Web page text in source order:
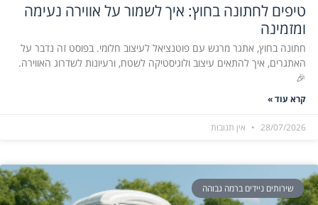
טיפים לחתונה בחוץ: איך לשמור על אווירה נעימה
ומזמינה
חתונה בחוץ, אתגר מרגש עם פוטנציאל לעיצוב חלומי. בפוסט זה נדבר על
האתגרים, איך להתאים עיצוב ולוגיסטיקה לשטח, ורעיונות לשדרוג האווירה.
🎉
קרא עוד »
28/07/2026 אין תגובות
שירותים ניידים ברמה גבוהה